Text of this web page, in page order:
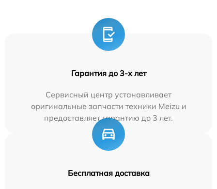
Гарантия до 3-х лет
Сервисный центр устанавливает
оригинальные запчасти техники Meizu и
предоставляет гарантию до 3 лет.
Бесплатная доставка